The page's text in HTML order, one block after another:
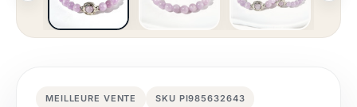
MEILLEURE VENTE SKU PI985632643